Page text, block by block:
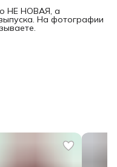
НЕ НОВАЯ, а
На фотографии